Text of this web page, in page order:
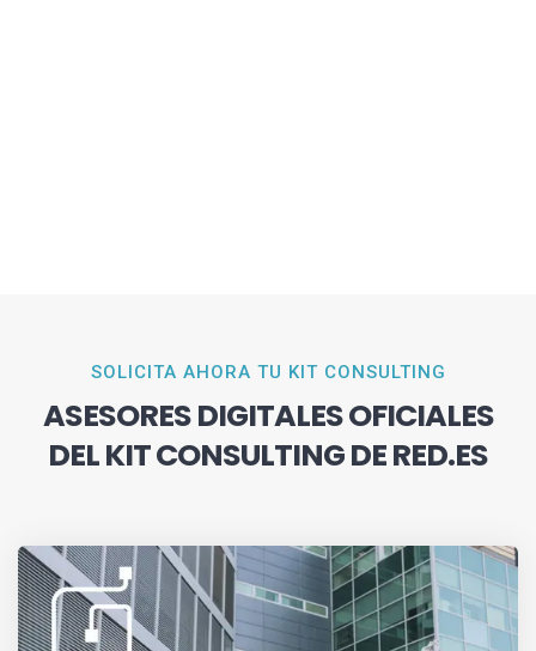
SOLICITA AHORA TU KIT CONSULTING
ASESORES DIGITALES OFICIALES
DEL KIT CONSULTING DE RED.ES